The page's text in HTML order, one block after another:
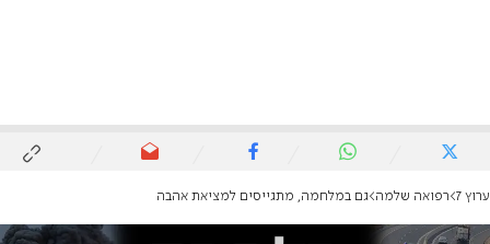
ערוץ 7 רפואה שלמה גם במלחמה, מתגייסים למציאת אהבה